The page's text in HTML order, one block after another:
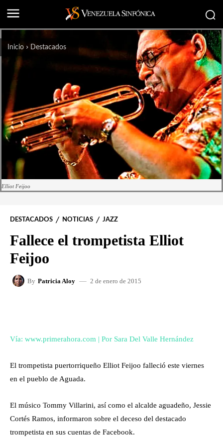
Inicio Destacados
Elliot Feijoo
DESTACADOS NOTICIAS JAZZ
Fallece el trompetista Elliot
Feijoo
By Patricia Aloy 2 de enero de 2015
Vía: www.primerahora.com | Por Sara Del Valle Hernández
El trompetista puertorriqueño Elliot Feijoo falleció este viernes
en el pueblo de Aguada.
El músico Tommy Villarini, así como el alcalde aguadeño, Jessie
Cortés Ramos, informaron sobre el deceso del destacado
trompetista en sus cuentas de Facebook.